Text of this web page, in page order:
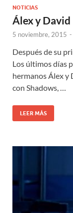
NOTICIAS
Álex y
5 noviembre, 2015 -
Después de su
Los últimos días
hermanos Álex y
con Shadows, …
LEER MÁS